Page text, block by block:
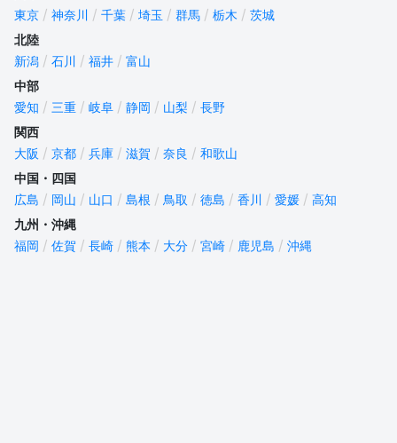
東京
神奈川 千葉 埼玉 群馬 栃木
茨城
北陸
新潟
石川 福井
富山
中部
愛知
三重 岐阜 静岡 山梨
長野
関西
大阪
京都 兵庫 滋賀 奈良
和歌山
中国・四国
広島
岡山 山口 島根 鳥取 徳島 香川 愛媛
高知
九州・沖縄
福岡
佐賀 長崎 熊本 大分 宮崎 鹿児島 沖縄